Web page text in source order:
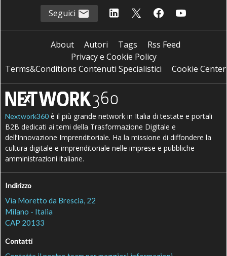
Seguici
About Autori Tags
Rss Feed
Privacy e Cookie Policy
Terms&Conditions Contenuti Specialistici
Cookie Center
Nextwork360 è il più grande network in Italia di testate e portali
B2B dedicati ai temi della Trasformazione Digitale e
dell’Innovazione Imprenditoriale. Ha la missione di diffondere la
cultura digitale e imprenditoriale nelle imprese e pubbliche
amministrazioni italiane.
Indirizzo
Via Moretto da Brescia, 22
Milano - Italia
CAP 20133
Contatti